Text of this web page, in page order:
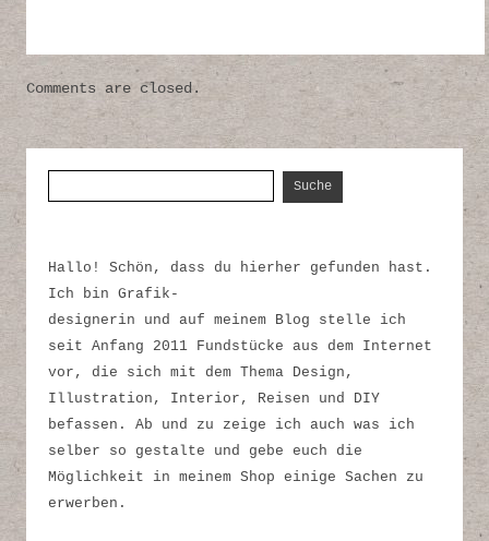
Comments are closed.
Hallo! Schön, dass du hierher gefunden hast.
Ich bin Grafik-
designerin und auf meinem Blog stelle ich
seit Anfang 2011 Fundstücke aus dem Internet
vor, die sich mit dem Thema Design,
Illustration, Interior, Reisen und DIY
befassen. Ab und zu zeige ich auch was ich
selber so gestalte und gebe euch die
Möglichkeit in meinem Shop einige Sachen zu
erwerben.